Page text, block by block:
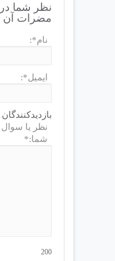
نظر شما
مضرات آن
نام*:
ایمیل*:
نظر یا سوال
شما:*
200